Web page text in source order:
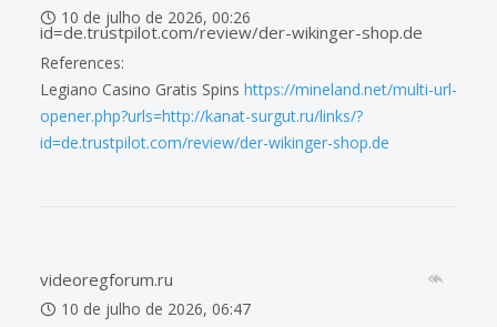
id=de.trustpilot.com/review/der-wikinger-shop.de
10 de julho de 2026, 00:26
References:
Legiano Casino Gratis Spins https://mineland.net/multi-url-
opener.php?urls=http://kanat-surgut.ru/links/?
id=de.trustpilot.com/review/der-wikinger-shop.de
videoregforum.ru
10 de julho de 2026, 06:47